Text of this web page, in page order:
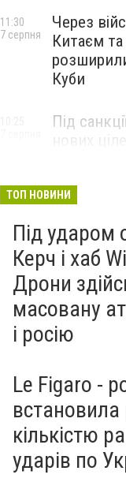
Через
Китаєм
Куби
11:30
7 серпня
Під
нових
ТОП НОВИНИ
Під ударом
Керч і хаб
Дрони
масовану
і росію
Le Figaro -
кількістю
ударів по